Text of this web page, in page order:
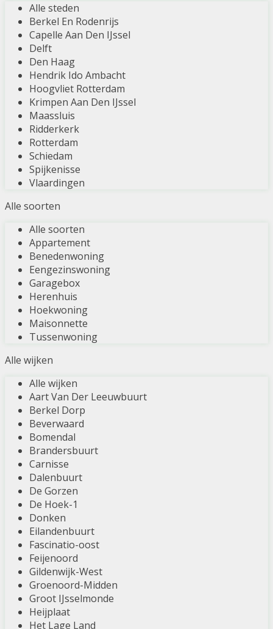
Alle steden
Berkel En Rodenrijs
Capelle Aan Den IJssel
Delft
Den Haag
Hendrik Ido Ambacht
Hoogvliet Rotterdam
Krimpen Aan Den IJssel
Maassluis
Ridderkerk
Rotterdam
Schiedam
Spijkenisse
Vlaardingen
Alle soorten
Alle soorten
Appartement
Benedenwoning
Eengezinswoning
Garagebox
Herenhuis
Hoekwoning
Maisonnette
Tussenwoning
Alle wijken
Alle wijken
Aart Van Der Leeuwbuurt
Berkel Dorp
Beverwaard
Bomendal
Brandersbuurt
Carnisse
Dalenbuurt
De Gorzen
De Hoek-1
Donken
Eilandenbuurt
Fascinatio-oost
Feijenoord
Gildenwijk-West
Groenoord-Midden
Groot IJsselmonde
Heijplaat
Het Lage Land